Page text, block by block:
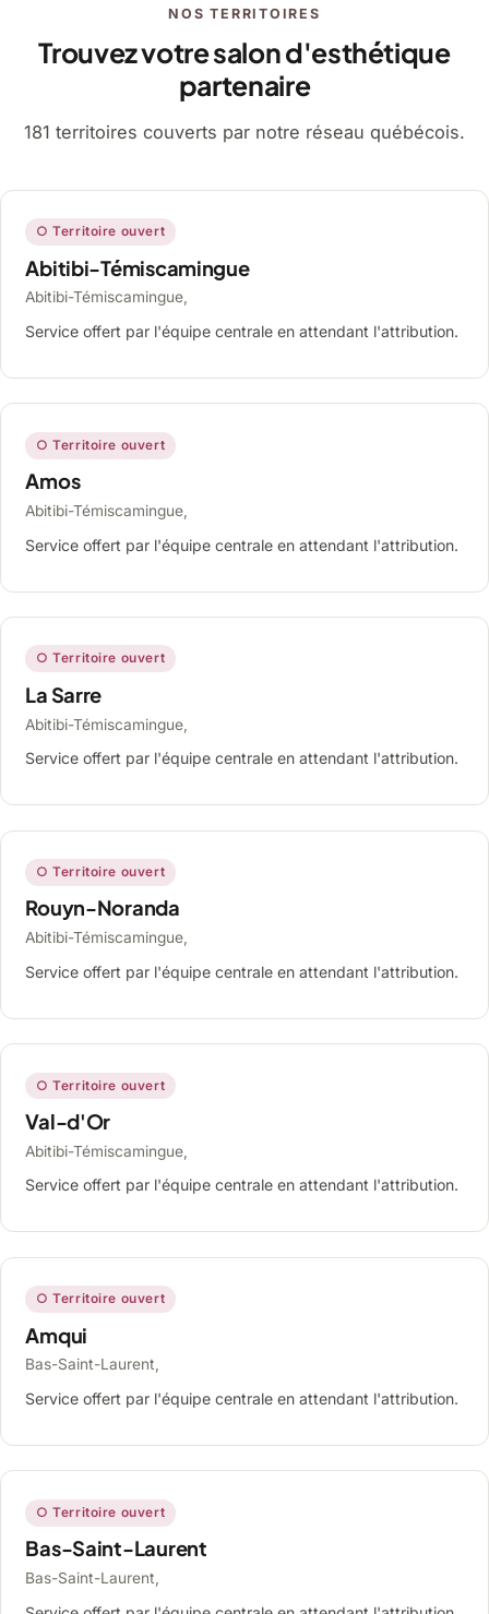
NOS TERRITOIRES
Trouvez votre salon d'esthétique
partenaire
181 territoires couverts par notre réseau québécois.
○ Territoire ouvert
Abitibi-Témiscamingue
Abitibi-Témiscamingue,
Service offert par l'équipe centrale en attendant l'attribution.
○ Territoire ouvert
Amos
Abitibi-Témiscamingue,
Service offert par l'équipe centrale en attendant l'attribution.
○ Territoire ouvert
La Sarre
Abitibi-Témiscamingue,
Service offert par l'équipe centrale en attendant l'attribution.
○ Territoire ouvert
Rouyn-Noranda
Abitibi-Témiscamingue,
Service offert par l'équipe centrale en attendant l'attribution.
○ Territoire ouvert
Val-d'Or
Abitibi-Témiscamingue,
Service offert par l'équipe centrale en attendant l'attribution.
○ Territoire ouvert
Amqui
Bas-Saint-Laurent,
Service offert par l'équipe centrale en attendant l'attribution.
○ Territoire ouvert
Bas-Saint-Laurent
Bas-Saint-Laurent,